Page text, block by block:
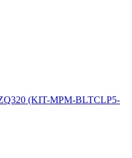
ZQ320 (KIT-MPM-BLTCLP5-